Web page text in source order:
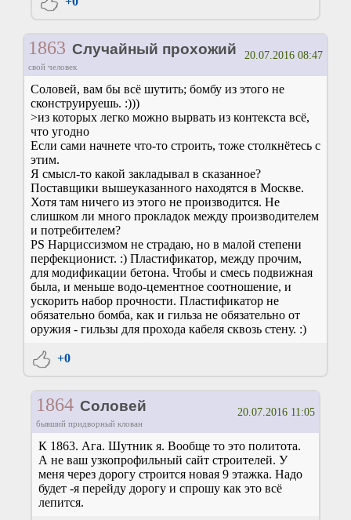
1863 Случайный прохожий
свой человек
20.07.2016 08:47
Соловей, вам бы всё шутить; бомбу из этого не
сконструируешь. :)))
>из которых легко можно вырвать из контекста всё,
что угодно
Если сами начнете что-то строить, тоже столкнётесь с
этим.
Я смысл-то какой закладывал в сказанное?
Поставщики вышеуказанного находятся в Москве.
Хотя там ничего из этого не производится. Не
слишком ли много прокладок между производителем
и потребителем?
PS Нарциссизмом не страдаю, но в малой степени
перфекционист. :) Пластификатор, между прочим,
для модификации бетона. Чтобы и смесь подвижная
была, и меньше водо-цементное соотношение, и
ускорить набор прочности. Пластификатор не
обязательно бомба, как и гильза не обязательно от
оружия - гильзы для прохода кабеля сквозь стену. :)
+0
1864 Соловей
бывший придворный клован
20.07.2016 11:05
К 1863. Ага. Шутник я. Вообще то это политота.
А не ваш узкопрофильный сайт строителей. У
меня через дорогу строится новая 9 этажка. Надо
будет -я перейду дорогу и спрошу как это всё
лепится.